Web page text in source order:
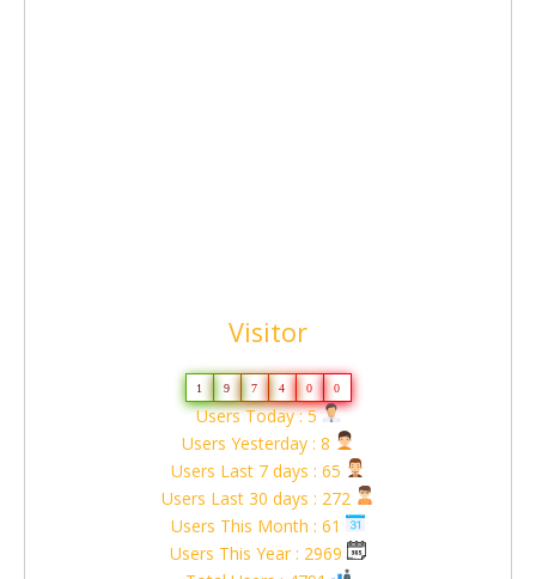
Visitor
0
0
4
7
9
1
Users Today : 5